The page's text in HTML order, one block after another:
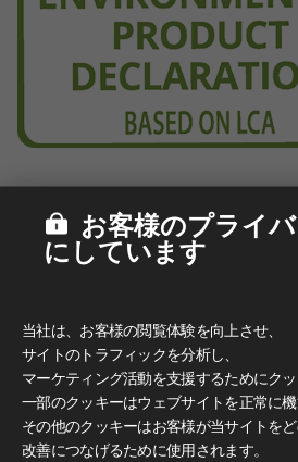
お客様のプライ
にしています
当社は、お客様の閲覧体験を向上させ、
サイトのトラフィックを分析し、
マーケティング活動を支援するためにクッ
一部のクッキーはウェブサイトを正常に
その他のクッキーはお客様が当サイトを
改善につなげるために使用されます。